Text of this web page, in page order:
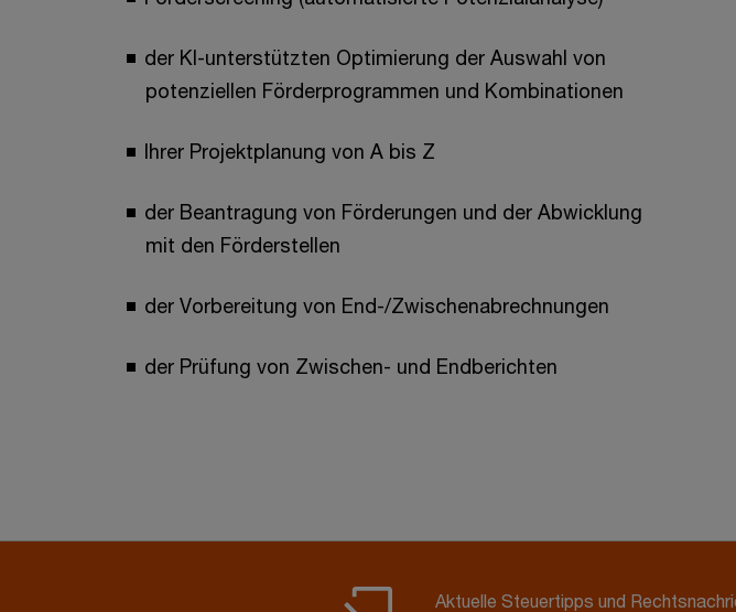
der KI-unterstützten Optimierung der Auswahl von
potenziellen Förderprogrammen und Kombinationen
Ihrer Projektplanung von A bis Z
der Beantragung von Förderungen und der Abwicklung
mit den Förderstellen
der Vorbereitung von End-/Zwischenabrechnungen
der Prüfung von Zwischen- und Endberichten
Aktuelle Steuertipps und